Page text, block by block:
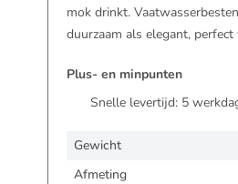
mok drinkt.
duurzaam als elegant,
Plus- en minpunten
Snelle levertijd: 5
Gewicht
Afmeting